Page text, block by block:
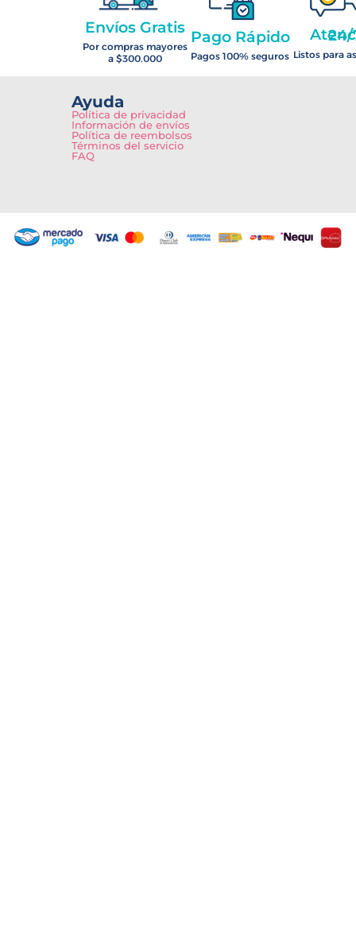
Envíos Gratis
Por compras mayores
a $300.000
Pago Rápido
Pagos 100% seguros
Atención
Listos para
Ayuda
Política de privacidad
Información de envíos
Política de reembolsos
Términos del servicio
FAQ